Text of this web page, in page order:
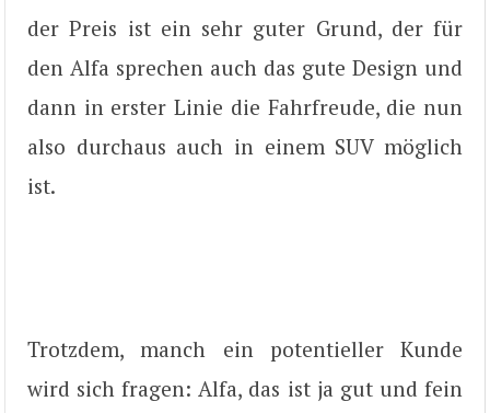
der Preis ist ein sehr guter Grund, der für
den Alfa sprechen auch das gute Design und
dann in erster Linie die Fahrfreude, die nun
also durchaus auch in einem SUV möglich
ist.
Trotzdem, manch ein potentieller Kunde
wird sich fragen: Alfa, das ist ja gut und fein